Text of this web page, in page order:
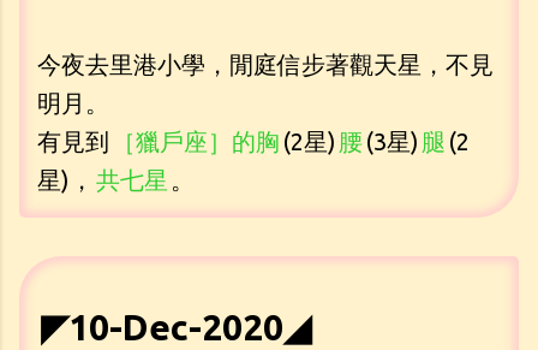
今夜去里港小學，閒庭信步著觀天星，不見
明月。
有見到
［獵戶座］的胸 (2星) 腰(3星) 腿 (2
星)， 共七星 。
◤10-Dec-2020◢